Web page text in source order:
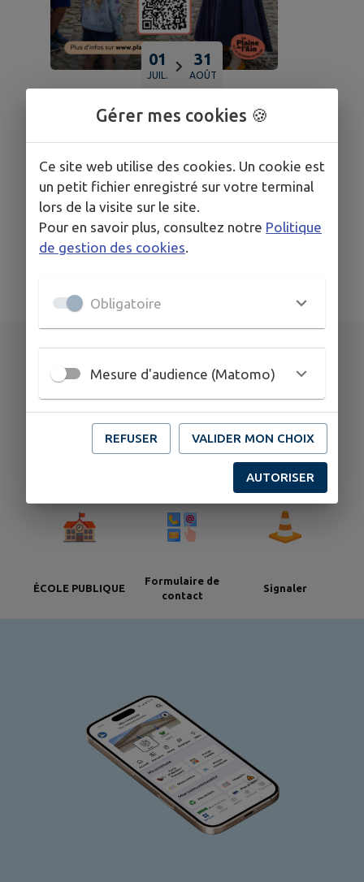
01
JUIL.
31
AOÛT
CHÂTEAU-GAILLARD
🗓️ 𝗔𝗴𝗲𝗻𝗱𝗮 𝗱𝗲𝘀 𝘃𝗶𝘀𝗶𝘁𝗲𝘀
𝗴𝘂𝗶𝗱𝗲́𝗲𝘀 𝗱𝗲 𝗹’𝗲́𝘁𝗲́ 𝗱𝗲 𝗹𝗮 𝗣𝗹𝗮𝗶𝗻𝗲
𝗱𝗲 𝗹’𝗔𝗶𝗻 𝗲𝗻 𝟮𝟬𝟮𝟲
TOUS LES ÉVÉNEMENTS
ACTES
Agenda
ÉCOLE PUBLIQUE
Formulaire de
contact
Signaler
Gérer mes cookies 🍪
Ce site web utilise des cookies. Un cookie est
un petit fichier enregistré sur votre terminal
lors de la visite sur le site.
Pour en savoir plus, consultez notre Politique
de gestion des cookies.
Obligatoire
Mesure d'audience (Matomo)
REFUSER VALIDER MON CHOIX
AUTORISER